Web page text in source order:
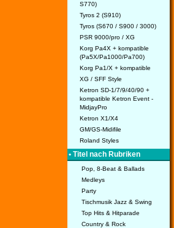
S770)
Tyros 2 (S910)
Tyros (S670 / S900 / 3000)
PSR 9000/pro / XG
Korg Pa4X + kompatible
(Pa5X/Pa1000/Pa700)
Korg Pa1/X + kompatible
XG / SFF Style
Ketron SD-1/7/9/40/90 +
kompatible Ketron Event -
MidjayPro
Ketron X1/X4
GM/GS-Midifile
Roland Styles
• Titel nach Rubriken
Pop, 8-Beat & Ballads
Medleys
Party
Tischmusik Jazz & Swing
Top Hits & Hitparade
Country & Rock